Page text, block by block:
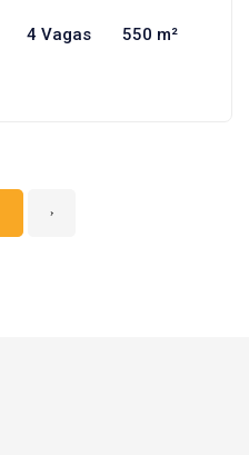
4 Vagas 550 m²
›